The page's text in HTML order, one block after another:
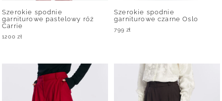
Szerokie spodnie
garniturowe pastelowy róż
Carrie
1200zł
Szerokie spodnie
garniturowe czarne Oslo
799 zł